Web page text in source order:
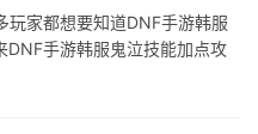
玩家都想要知道DNF手游韩服
DNF手游韩服鬼泣技能加点攻